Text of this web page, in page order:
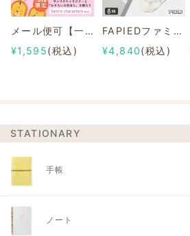
メール便可【一部店舗限定】2/8b PAIR KEY RING Sanrio characters ver.
¥1,595(税込)
FAPIEDファミリーソックスセット 総柄
¥4,840(税込)
STATIONARY
手帳
ノート